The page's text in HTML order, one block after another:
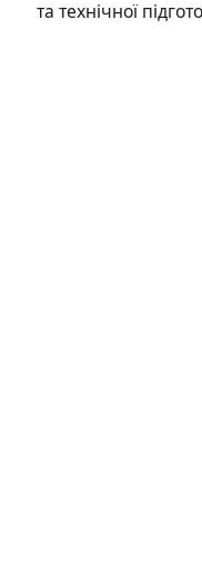
та технічної